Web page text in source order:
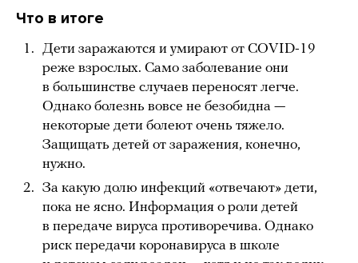
Что в итоге
Дети заражаются и умирают от COVID-19
реже взрослых. Само заболевание они
в большинстве случаев переносят легче.
Однако болезнь вовсе не безобидна —
некоторые дети болеют очень тяжело.
Защищать детей от заражения, конечно,
нужно.
За какую долю инфекций «отвечают» дети,
пока не ясно. Информация о роли детей
в передаче вируса противоречива. Однако
риск передачи коронавируса в школе